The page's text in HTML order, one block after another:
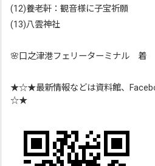
(12)養老軒：観音様に子宝祈願
(13)八雲神社
🌸口之津港フェリーターミナル 着
★☆★最新情報などは資料館、
☆★